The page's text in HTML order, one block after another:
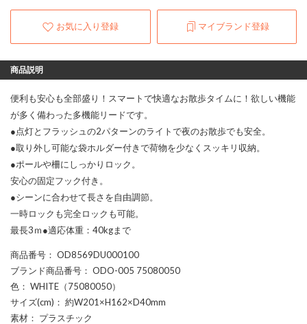
お気に入り登録 マイブランド登録
商品説明
便利も安心も全部盛り！スマートで快適なお散歩タイムに！欲しい機能
が多く備わった多機能リードです。
●点灯とフラッシュの2パターンのライトで夜のお散歩でも安全。
●取り外し可能な袋ホルダー付きで荷物を少なくスッキリ収納。
●ポールや柵にしっかりロック。
安心の固定フック付き。
●シーンに合わせて長さを自由調節。
一時ロックも完全ロックも可能。
最長3ｍ●適応体重：40kgまで
商品番号 ： OD8569DU000100
ブランド商品番号 ： ODO-005 75080050
色 ： WHITE（75080050）
サイズ(cm) ： 約W201×H162×D40mm
素材 ： プラスチック